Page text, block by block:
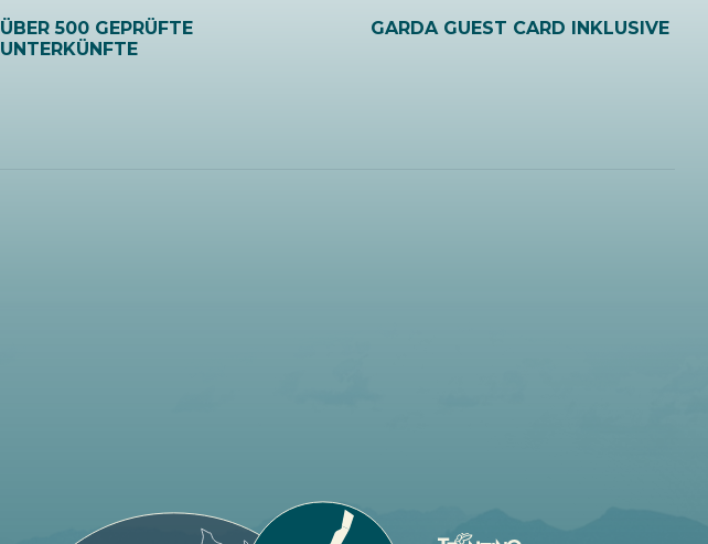
ÜBER 500 GEPRÜFTE
UNTERKÜNFTE
GARDA GUEST CARD INKLUSIVE